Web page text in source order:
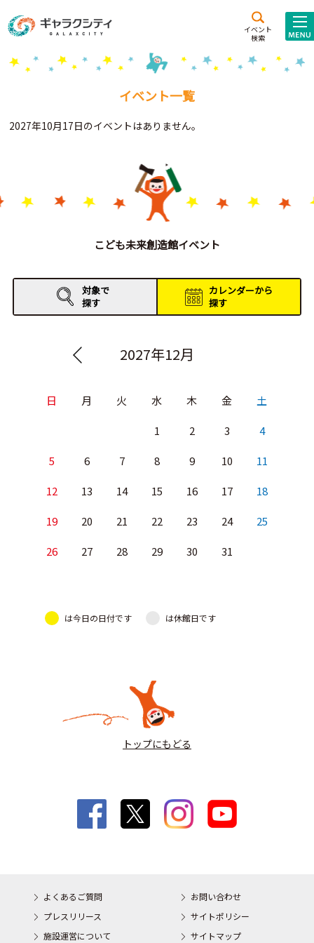
イベント
検索
施設案内
こども
西新井
施設･
Gがくえん
お知らせ
イベントレポート
イベント一覧
2027年10月17日のイベントはありません。
こども未来創造館イベント
対象で
探す
カレンダーから
探す
2027年12月
日 月 火 水 木 金 土
1 2 3 4
5 6 7 8 9 10 11
12 13 14 15 16 17 18
19 20 21 22 23 24 25
26 27 28 29 30 31
は今日の日付です は休館日です
トップにもどる
よくあるご質問
お問い合わせ
プレスリリース
サイトポリシー
施設運営について
サイトマップ